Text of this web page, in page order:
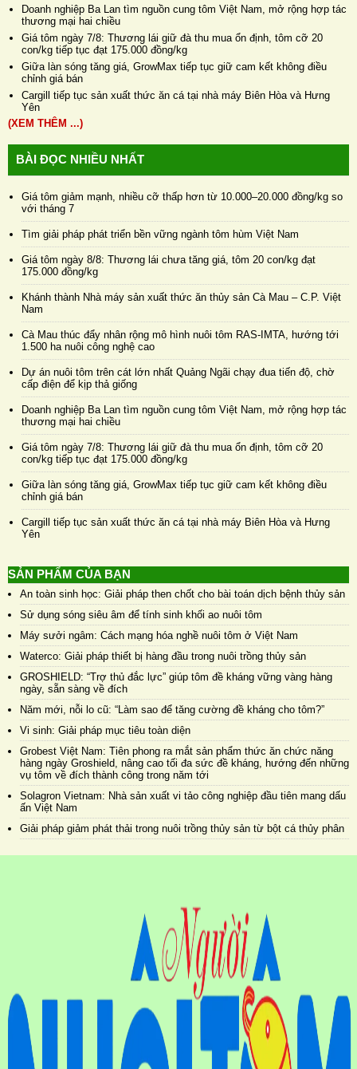
Doanh nghiệp Ba Lan tìm nguồn cung tôm Việt Nam, mở rộng hợp tác
thương mại hai chiều
Giá tôm ngày 7/8: Thương lái giữ đà thu mua ổn định, tôm cỡ 20
con/kg tiếp tục đạt 175.000 đồng/kg
Giữa làn sóng tăng giá, GrowMax tiếp tục giữ cam kết không điều
chỉnh giá bán
Cargill tiếp tục sản xuất thức ăn cá tại nhà máy Biên Hòa và Hưng
Yên
(XEM THÊM ...)
BÀI ĐỌC NHIỀU NHẤT
Giá tôm giảm mạnh, nhiều cỡ thấp hơn từ 10.000–20.000 đồng/kg so
với tháng 7
Tìm giải pháp phát triển bền vững ngành tôm hùm Việt Nam
Giá tôm ngày 8/8: Thương lái chưa tăng giá, tôm 20 con/kg đạt
175.000 đồng/kg
Khánh thành Nhà máy sản xuất thức ăn thủy sản Cà Mau – C.P. Việt
Nam
Cà Mau thúc đẩy nhân rộng mô hình nuôi tôm RAS-IMTA, hướng tới
1.500 ha nuôi công nghệ cao
Dự án nuôi tôm trên cát lớn nhất Quảng Ngãi chạy đua tiến độ, chờ
cấp điện để kịp thả giống
Doanh nghiệp Ba Lan tìm nguồn cung tôm Việt Nam, mở rộng hợp tác
thương mại hai chiều
Giá tôm ngày 7/8: Thương lái giữ đà thu mua ổn định, tôm cỡ 20
con/kg tiếp tục đạt 175.000 đồng/kg
Giữa làn sóng tăng giá, GrowMax tiếp tục giữ cam kết không điều
chỉnh giá bán
Cargill tiếp tục sản xuất thức ăn cá tại nhà máy Biên Hòa và Hưng
Yên
SẢN PHẨM CỦA BẠN
An toàn sinh học: Giải pháp then chốt cho bài toán dịch bệnh thủy sản
Sử dụng sóng siêu âm để tính sinh khối ao nuôi tôm
Máy sưởi ngâm: Cách mạng hóa nghề nuôi tôm ở Việt Nam
Waterco: Giải pháp thiết bị hàng đầu trong nuôi trồng thủy sản
GROSHIELD: “Trợ thủ đắc lực” giúp tôm đề kháng vững vàng hàng
ngày, sẵn sàng về đích
Năm mới, nỗi lo cũ: “Làm sao để tăng cường đề kháng cho tôm?”
Vi sinh: Giải pháp mục tiêu toàn diện
Grobest Việt Nam: Tiên phong ra mắt sản phẩm thức ăn chức năng
hàng ngày Groshield, nâng cao tối đa sức đề kháng, hướng đến những
vụ tôm về đích thành công trong năm tới
Solagron Vietnam: Nhà sản xuất vi tảo công nghiệp đầu tiên mang dấu
ấn Việt Nam
Giải pháp giảm phát thải trong nuôi trồng thủy sản từ bột cá thủy phân